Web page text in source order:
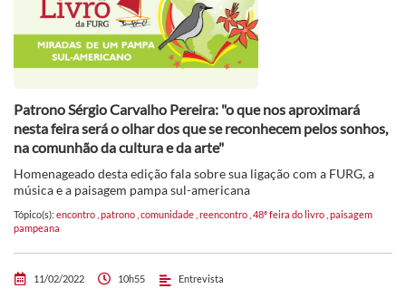
Patrono Sérgio Carvalho Pereira: "o que nos aproximará
nesta feira será o olhar dos que se reconhecem pelos sonhos,
na comunhão da cultura e da arte"
Homenageado desta edição fala sobre sua ligação com a FURG, a
música e a paisagem pampa sul-americana
Tópico(s): encontro patrono comunidade reencontro 48ª feira do livro paisagem
pampeana
11/02/2022 10h55 Entrevista